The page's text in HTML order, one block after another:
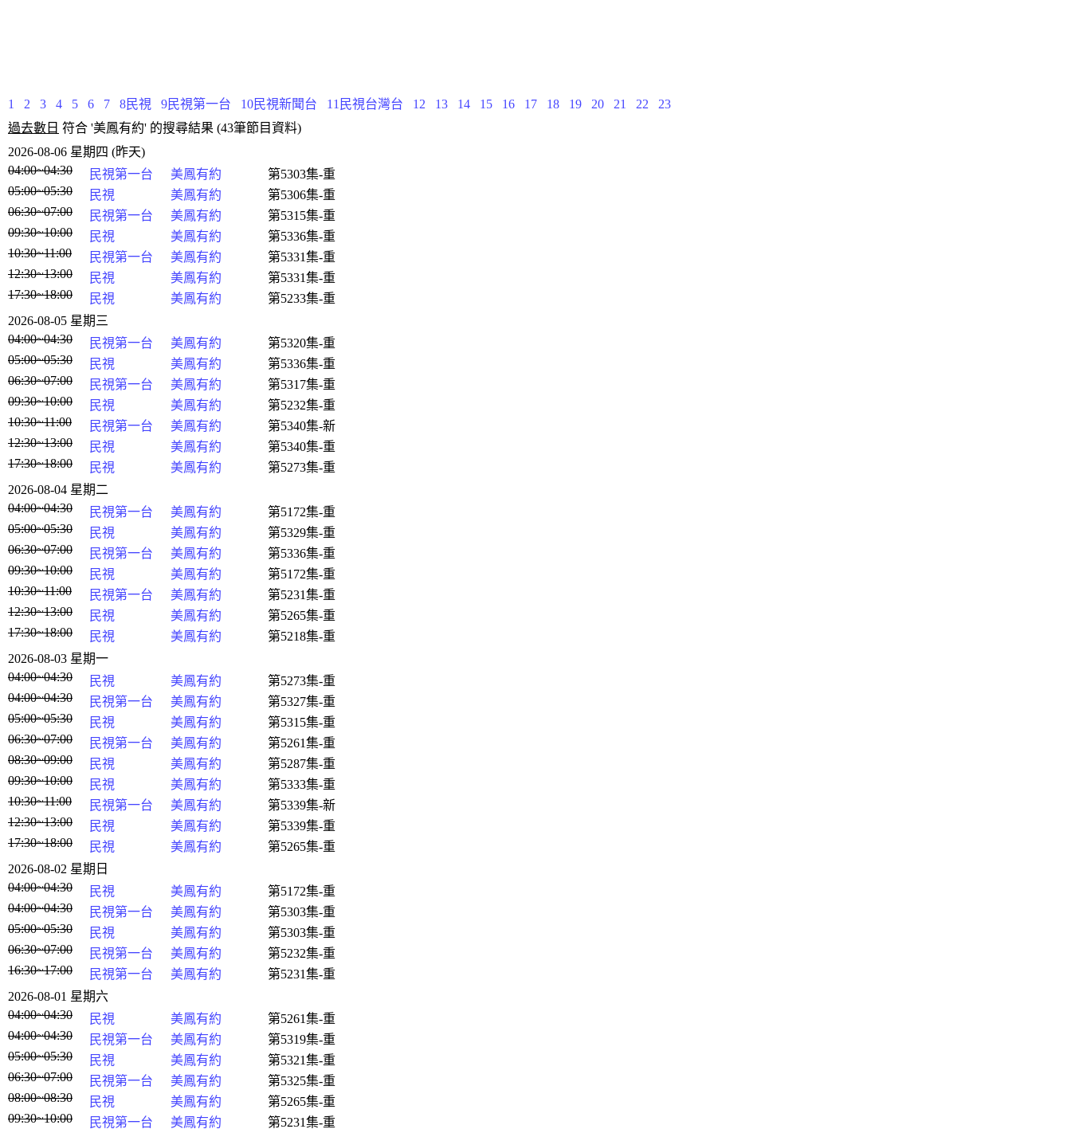
1 2 3 4 5 6 7 8民視 9民視第一台 10民視新聞台 11民視台灣台 12 13 14 15 16 17 18 19 20 21 22
23
過去數日 符合 '美鳳有約' 的搜尋結果 (43筆節目資料)
2026-08-06 星期四 (昨天)
04:00~04:30
民視第一台 美鳳有約
第5303集-重
05:00~05:30
民視 美鳳有約
第5306集-重
06:30~07:00
民視第一台 美鳳有約
第5315集-重
09:30~10:00
民視 美鳳有約
第5336集-重
10:30~11:00
民視第一台 美鳳有約
第5331集-重
12:30~13:00
民視 美鳳有約
第5331集-重
17:30~18:00
民視 美鳳有約
第5233集-重
2026-08-05 星期三
04:00~04:30
民視第一台 美鳳有約
第5320集-重
05:00~05:30
民視 美鳳有約
第5336集-重
06:30~07:00
民視第一台 美鳳有約
第5317集-重
09:30~10:00
民視 美鳳有約
第5232集-重
10:30~11:00
民視第一台 美鳳有約
第5340集-新
12:30~13:00
民視 美鳳有約
第5340集-重
17:30~18:00
民視 美鳳有約
第5273集-重
2026-08-04 星期二
04:00~04:30
民視第一台 美鳳有約
第5172集-重
05:00~05:30
民視 美鳳有約
第5329集-重
06:30~07:00
民視第一台 美鳳有約
第5336集-重
09:30~10:00
民視 美鳳有約
第5172集-重
10:30~11:00
民視第一台 美鳳有約
第5231集-重
12:30~13:00
民視 美鳳有約
第5265集-重
17:30~18:00
民視 美鳳有約
第5218集-重
2026-08-03 星期一
04:00~04:30
民視 美鳳有約
第5273集-重
04:00~04:30
民視第一台 美鳳有約
第5327集-重
05:00~05:30
民視 美鳳有約
第5315集-重
06:30~07:00
民視第一台 美鳳有約
第5261集-重
08:30~09:00
民視 美鳳有約
第5287集-重
09:30~10:00
民視 美鳳有約
第5333集-重
10:30~11:00
民視第一台 美鳳有約
第5339集-新
12:30~13:00
民視 美鳳有約
第5339集-重
17:30~18:00
民視 美鳳有約
第5265集-重
2026-08-02 星期日
04:00~04:30
民視 美鳳有約
第5172集-重
04:00~04:30
民視第一台 美鳳有約
第5303集-重
05:00~05:30
民視 美鳳有約
第5303集-重
06:30~07:00
民視第一台 美鳳有約
第5232集-重
16:30~17:00
民視第一台 美鳳有約
第5231集-重
2026-08-01 星期六
04:00~04:30
民視 美鳳有約
第5261集-重
04:00~04:30
民視第一台 美鳳有約
第5319集-重
05:00~05:30
民視 美鳳有約
第5321集-重
06:30~07:00
民視第一台 美鳳有約
第5325集-重
08:00~08:30
民視 美鳳有約
第5265集-重
09:30~10:00
民視第一台 美鳳有約 第5231集-重